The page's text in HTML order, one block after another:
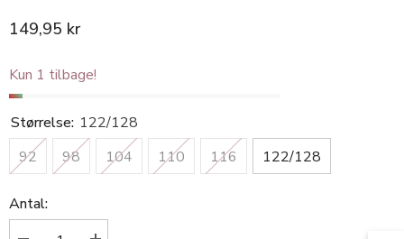
149,95 kr
Kun 1 tilbage!
Størrelse: 122/128
92
98 104 110 116 122/128
Antal: